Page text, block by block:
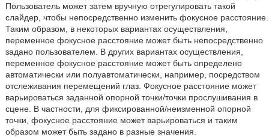
Пользователь может затем вручную отрегулировать такой
слайдер, чтобы непосредственно изменить фокусное расстояние.
Таким образом, в некоторых вариантах осуществления,
переменное фокусное расстояние может быть непосредственно
задано пользователем. В других вариантах осуществления,
переменное фокусное расстояние может быть определено
автоматически или полуавтоматически, например, посредством
отслеживания перемещений глаз. Фокусное расстояние может
варьироваться заданной опорной точки/точки прослушивания в
сцене. В частности, для фиксированной/неизменной опорной
точки, фокусное расстояние может варьироваться и таким
образом может быть задано в разные значения.